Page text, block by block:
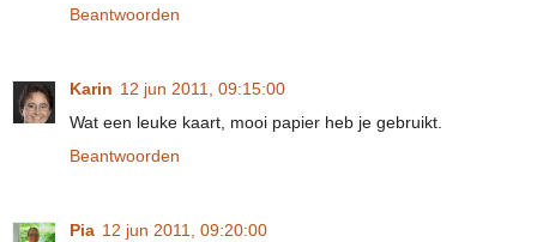
Beantwoorden
Karin 12 jun 2011, 09:15:00
Wat een leuke kaart, mooi papier heb je gebruikt.
Beantwoorden
Pia 12 jun 2011, 09:20:00